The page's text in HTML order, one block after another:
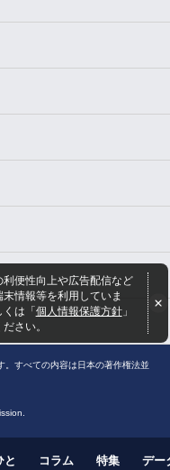
利便性向上や広告配信など
末情報等を利用していま
くは「個人情報保護方針」
さい。
。すべての内容は日本の著作権法並
と コラム 特集 デー